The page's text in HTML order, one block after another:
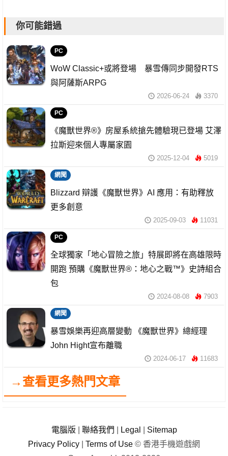
你可能錯過
PC
WoW Classic+或將登場 暴雪傳同步開發RTS
與阿薩斯ARPG
2026-06-24 3370
PC
《魔獸世界®》房屋系統搶先體驗現已登場 艾澤
拉斯迎來個人專屬家園
2025-12-04 5019
網聞
Blizzard 辯護《魔獸世界》AI 應用：有助釋放
更多創意
2025-09-03 11031
PC
全球獨家「地心冒險之旅」特展即將在高雄限時
開跑 預購《魔獸世界®：地心之戰™》史詩組合
包
2024-08-08 7903
網聞
暴雪娛樂再迎高層變動 《魔獸世界》總經理
John Hight宣布離職
2024-06-17 11683
→查看更多熱門文章
電腦版 聯絡我們 Legal
Sitemap
Privacy Policy
Terms of Use © 香港手機遊戲網